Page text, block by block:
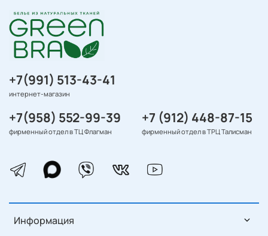
Информация
+7(991) 513-43-41
интернет-магазин
+7(958) 552-99-39
фирменный отдел в ТЦ Флагман
+7 (912) 448-87-15
фирменный отдел в ТРЦ Талисман